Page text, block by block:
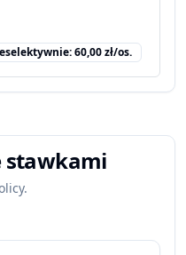
60,00 zł/os.
stawkami